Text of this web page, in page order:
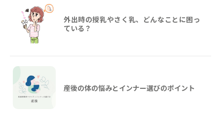
外出時の授乳やさく乳、どんなことに困っ
ている？
産後の体の悩みとインナー選びのポイント